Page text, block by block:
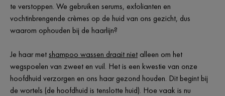
te verstoppen. We gebruiken serums, exfolianten en
vochtinbrengende crèmes op de huid van ons gezicht, dus
waarom ophouden bij de haarlijn?
Je haar metshampoo wassen draait niet alleen om het
wegspoelen van zweet en vuil. Het is een kwestie van onze
hoofdhuid verzorgen en ons haar gezond houden. Dit begint bij
de wortels (de hoofdhuid is tenslotte huid). Hoe vaak is nu